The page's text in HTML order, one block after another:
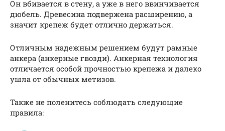
Он вбивается в стену, а уже в него ввинчивается
дюбель. Древесина подвержена расширению, а
значит крепеж будет отлично держаться.
Отличным надежным решением будут рамные
анкера (анкерные гвозди). Анкерная технология
отличается особой прочностью крепежа и далеко
ушла от обычных метизов.
Также не поленитесь соблюдать следующие
правила: